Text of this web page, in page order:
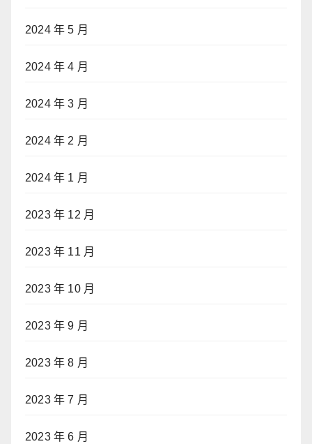
2024 年 5 月
2024 年 4 月
2024 年 3 月
2024 年 2 月
2024 年 1 月
2023 年 12 月
2023 年 11 月
2023 年 10 月
2023 年 9 月
2023 年 8 月
2023 年 7 月
2023 年 6 月